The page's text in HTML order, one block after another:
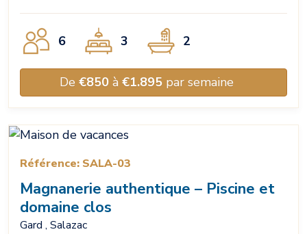
6 3 2
De €850à €1.895par semaine
Référence: SALA-03
Magnanerie authentique – Piscine et
domaine clos
Gard , Salazac